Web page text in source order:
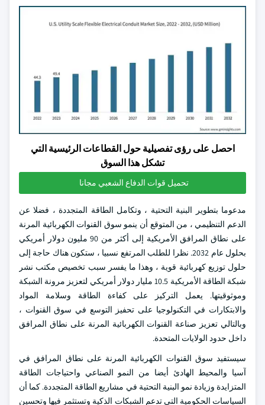
احصل على رؤى تفصيلية حول القطاعات الرئيسية التي
تشكل هذا السوق
تحميل قوات الدفاع الشعبي مجانا
مدعوما بتطوير البنية التحتية ، وتكامل الطاقة المتجددة ، فضلا عن
الدعم التنظيمي ، من المتوقع أن ينمو سوق القنوات الكهربائية المرنة
على نطاق المرافق الأمريكية إلى أكثر من 90 مليون دولار أمريكي
بحلول عام 2032. نظرا للطلب المرتفع نسبيا ، ستكون هناك حاجة إلى
حلول توزيع كهربائية قوية ، وهذا ما يفسر سبب تخصيص مكتب نشر
شبكة الطاقة الأمريكية 10.5 مليار دولار أمريكي لتعزيز مرونة الشبكة
وموثوقيتها. يعمل التركيز على كفاءة الطاقة وسلامة المواد
والابتكارات في التكنولوجيا على تحفيز التوسع في سوق القنوات ،
وبالتالي تعزيز صناعة القنوات الكهربائية المرنة على نطاق المرافق
داخل حدود الولايات المتحدة.
سيستفيد سوق القنوات الكهربائية المرنة على نطاق المرافق في
آسيا والمحيط الهادئ أيضا من النمو الصناعي واحتياجات الطاقة
المتزايدة وزيادة نمو البنية التحتية في مشاريع الطاقة المتجددة. كما أن
السياسات الحكومية التي تدعم الشبكات الذكية وتستثمر فيها وتحسين